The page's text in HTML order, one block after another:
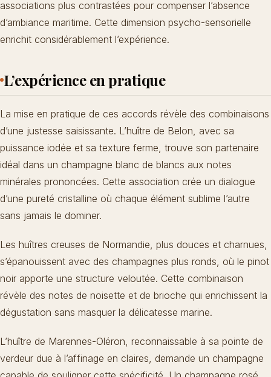
associations plus contrastées pour compenser l’absence
d’ambiance maritime. Cette dimension psycho-sensorielle
enrichit considérablement l’expérience.
L’expérience en pratique
La mise en pratique de ces accords révèle des combinaisons
d’une justesse saisissante. L’huître de Belon, avec sa
puissance iodée et sa texture ferme, trouve son partenaire
idéal dans un champagne blanc de blancs aux notes
minérales prononcées. Cette association crée un dialogue
d’une pureté cristalline où chaque élément sublime l’autre
sans jamais le dominer.
Les huîtres creuses de Normandie, plus douces et charnues,
s’épanouissent avec des champagnes plus ronds, où le pinot
noir apporte une structure veloutée. Cette combinaison
révèle des notes de noisette et de brioche qui enrichissent la
dégustation sans masquer la délicatesse marine.
L’huître de Marennes-Oléron, reconnaissable à sa pointe de
verdeur due à l’affinage en claires, demande un champagne